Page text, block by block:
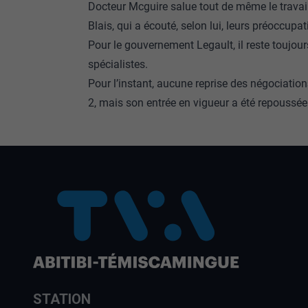
Docteur Mcguire salue tout de même le
Blais, qui a écouté, selon lui, leurs
Pour le gouvernement Legault, il reste
spécialistes.
Pour l’instant, aucune reprise des
2, mais son entrée en vigueur a été
STATION